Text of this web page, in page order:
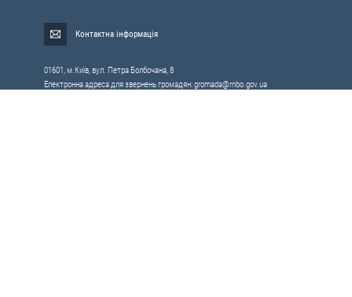
Контактна інформація
01601, м.Київ, вул. Петра Болбочана, 8
Електронна адреса для звернень громадян:gromada@rnbo.gov.ua